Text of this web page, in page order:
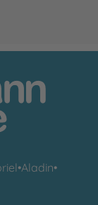
•Aladin•